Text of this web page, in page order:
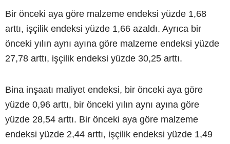
Bir önceki aya göre malzeme endeksi yüzde 1,68
arttı, işçilik endeksi yüzde 1,66 azaldı. Ayrıca bir
önceki yılın aynı ayına göre malzeme endeksi yüzde
27,78 arttı, işçilik endeksi yüzde 30,25 arttı.
Bina inşaatı maliyet endeksi, bir önceki aya göre
yüzde 0,96 arttı, bir önceki yılın aynı ayına göre
yüzde 28,54 arttı. Bir önceki aya göre malzeme
endeksi yüzde 2,44 arttı, işçilik endeksi yüzde 1,49